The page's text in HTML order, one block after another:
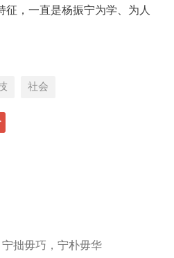
征，一直是杨振宁为学、为人
社会
拙毋巧，宁朴毋华